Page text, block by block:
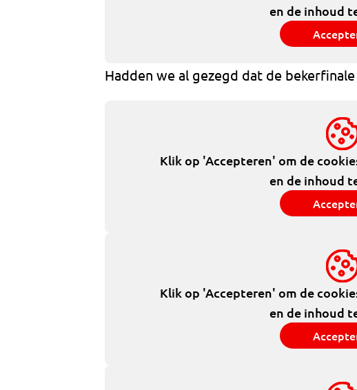
en de inhoud
Hadden we al gezegd dat de
Klik op 'Accepteren' om de
en de inhoud
Klik op 'Accepteren' om de
en de inhoud